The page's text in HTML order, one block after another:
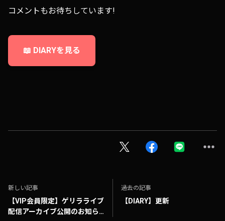
コメントもお待ちしています!
📖 DIARYを見る
新しい記事
【VIP会員限定】ゲリラライブ
配信アーカイブ公開のお知ら
過去の記事
【DIARY】更新